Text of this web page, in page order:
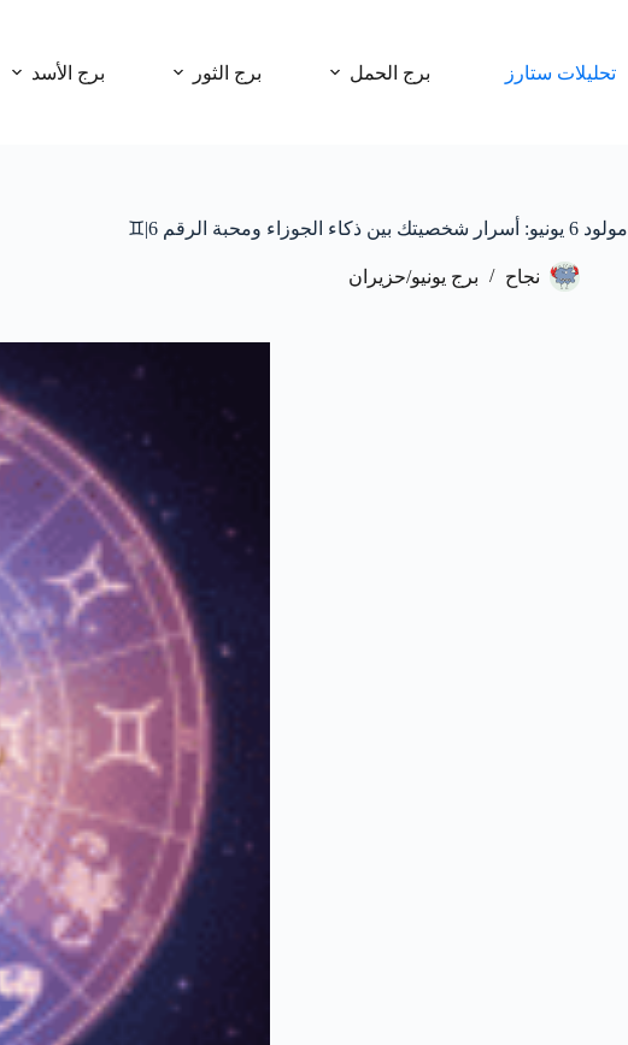
تحليلات ستارز برج الحمل برج الثور برج الأسد
مولود 6 يونيو: أسرار شخصيتك بين ذكاء الجوزاء ومحبة الرقم 6|♊
نجاح برج يونيو/حزيران